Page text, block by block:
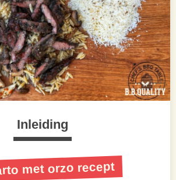
Inleiding
met orzo recept